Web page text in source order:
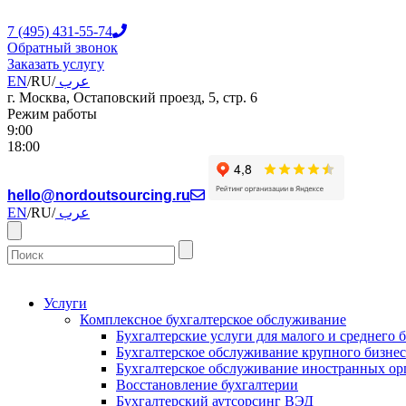
7 (495) 431-55-74
Обратный звонок
Заказать услугу
EN/RU/ عرب
г. Москва, Остаповский проезд, 5, стр. 6
Режим работы
9:00
18:00
hello@nordoutsourcing.ru
EN/RU/ عرب
Услуги
Комплексное бухгалтерское обслуживание
Бухгалтерские услуги для малого и среднего
Бухгалтерское обслуживание крупного
Бухгалтерское обслуживание иностранных
Восстановление бухгалтерии
Бухгалтерский аутсорсинг ВЭД